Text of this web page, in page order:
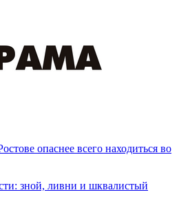
опаснее всего находиться во
зной, ливни и шквалистый